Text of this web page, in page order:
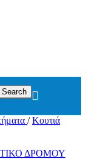
Search
/ Κουτιά
ΔΡΟΜΟΥ